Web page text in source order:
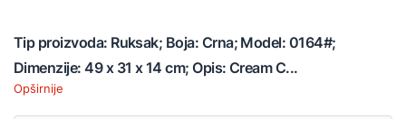
Tip proizvoda: Ruksak; Boja: Crna; Model: 0164#;
Dimenzije: 49 x 31 x 14 cm; Opis: Cream C...
Opširnije